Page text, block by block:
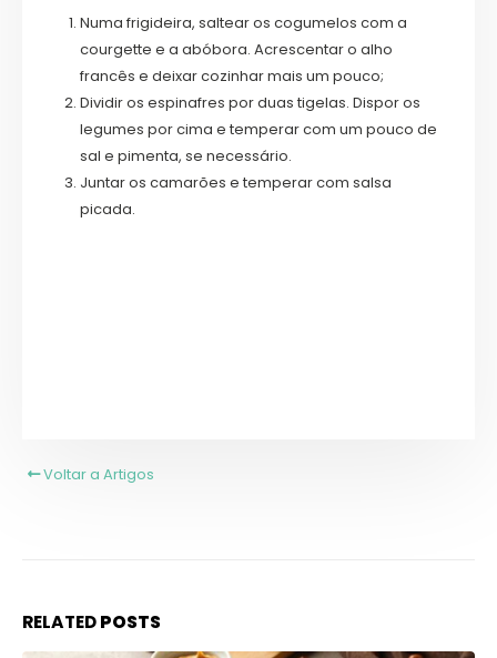
Numa frigideira, saltear os cogumelos com a
courgette e a abóbora. Acrescentar o alho
francês e deixar cozinhar mais um pouco;
Dividir os espinafres por duas tigelas. Dispor os
legumes por cima e temperar com um pouco de
sal e pimenta, se necessário.
Juntar os camarões e temperar com salsa
picada.
Voltar a Artigos
RELATEDPOSTS